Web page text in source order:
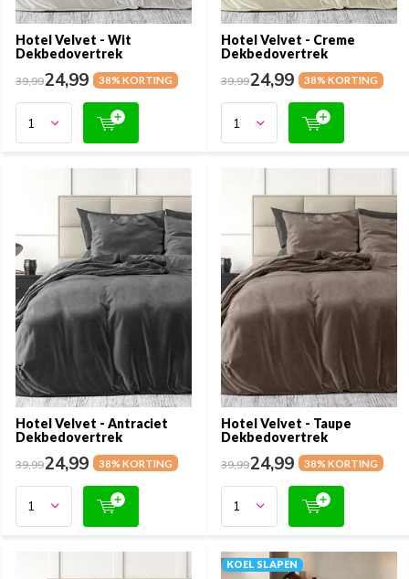
Hotel Velvet - Wit
Dekbedovertrek
39,9924,99 38% KORTING
Hotel Velvet - Creme
Dekbedovertrek
39,9924,99 38% KORTING
Hotel Velvet - Antraciet
Dekbedovertrek
39,9924,99 38% KORTING
Hotel Velvet - Taupe
Dekbedovertrek
39,9924,99 38% KORTING
KOEL SLAPEN